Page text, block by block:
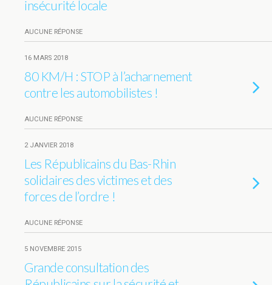
insécurité locale
AUCUNE RÉPONSE
16 MARS 2018
80 KM/H : STOP à l’acharnement
contre les automobilistes !
AUCUNE RÉPONSE
2 JANVIER 2018
Les Républicains du Bas-Rhin
solidaires des victimes et des
forces de l’ordre !
AUCUNE RÉPONSE
5 NOVEMBRE 2015
Grande consultation des